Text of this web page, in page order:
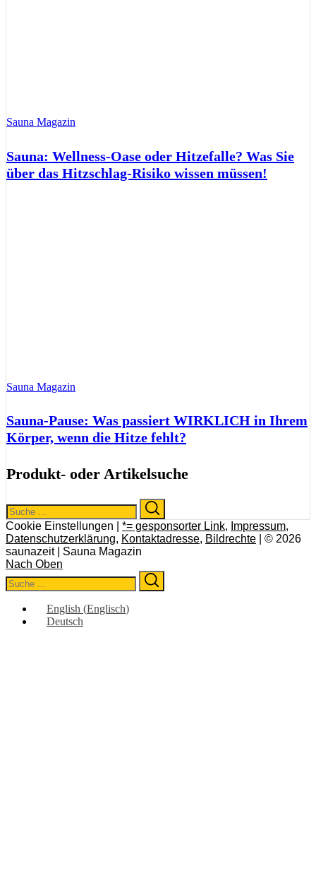
Sauna Magazin
Sauna: Wellness-Oase oder Hitzefalle? Was Sie
über das Hitzschlag-Risiko wissen müssen!
Sauna Magazin
Sauna-Pause: Was passiert WIRKLICH in Ihrem
Körper, wenn die Hitze fehlt?
Produkt- oder Artikelsuche
Search
for:
Cookie Einstellungen | *= gesponsorter Link, Impressum,
Datenschutzerklärung, Kontaktadresse, Bildrechte | © 2026
saunazeit | Sauna Magazin
Nach Oben
Search
for:
English (Englisch)
Deutsch